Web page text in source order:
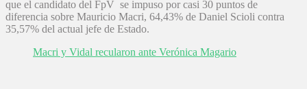
que el candidato del FpV se impuso por casi 30 puntos de
diferencia sobre Mauricio Macri, 64,43% de Daniel Scioli contra
35,57% del actual jefe de Estado.
Macri y Vidal recularon ante Verónica Magario